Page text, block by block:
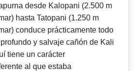
desde Kalopani (2.500 m
hasta Tatopani (1.250 m
conduce prácticamente todo
y salvaje cañón de Kali
tiene un carácter
al que estaba